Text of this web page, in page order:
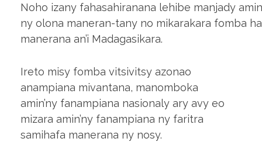
Noho izany fahasahiranana lehibe manjady
ny olona maneran-tany no mikarakara fomba
manerana an’i Madagasikara.
Ireto misy fomba vitsivitsy azonao
anampiana mivantana, manomboka
amin’ny fanampiana nasionaly ary avy eo
mizara amin’ny fanampiana ny faritra
samihafa manerana ny nosy.